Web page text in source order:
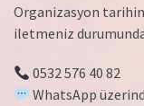
Organizasyon
iletmeniz
0532 576 40 82
WhatsApp